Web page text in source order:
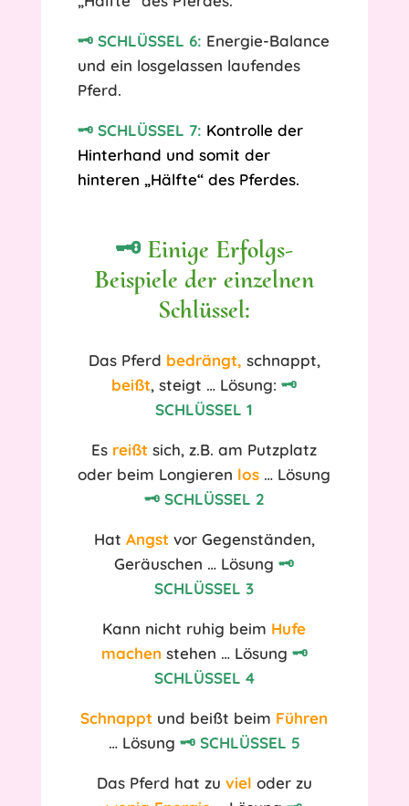
🗝️ SCHLÜSSEL 6: Energie-Balance
und ein losgelassen laufendes
Pferd.
🗝️ SCHLÜSSEL 7: Kontrolle der
Hinterhand und somit der
hinteren „Hälfte“ des Pferdes.
🗝️Einige Erfolgs-
Beispiele der einzelnen
Schlüssel:
Das Pferd bedrängt, schnappt,
beißt, steigt … Lösung:🗝️
SCHLÜSSEL 1
Es reißt sich, z.B. am Putzplatz
oder beim Longieren los … Lösung
🗝️ SCHLÜSSEL 2
Hat Angst vor Gegenständen,
Geräuschen … Lösung🗝️
SCHLÜSSEL 3
Kann nicht ruhig beim Hufe
machen stehen … Lösung 🗝️
SCHLÜSSEL 4
Schnappt und beißt beim Führen
… Lösung 🗝️ SCHLÜSSEL 5
Das Pferd hat zu viel oder zu